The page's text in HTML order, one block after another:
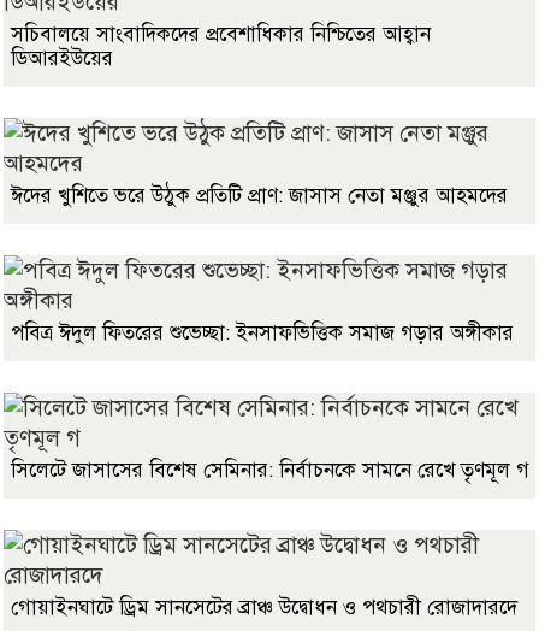
সচিবালয়ে সাংবাদিকদের প্রবেশাধিকার নিশ্চিতের আহ্বান
ডিআরইউয়ের
ঈদের খুশিতে ভরে উঠুক প্রতিটি প্রাণ: জাসাস নেতা মঞ্জুর আহমদের
পবিত্র ঈদুল ফিতরের শুভেচ্ছা: ইনসাফভিত্তিক সমাজ গড়ার অঙ্গীকার
সিলেটে জাসাসের বিশেষ সেমিনার: নির্বাচনকে সামনে রেখে তৃণমূল গ
গোয়াইনঘাটে ড্রিম সানসেটের ব্রাঞ্চ উদ্বোধন ও পথচারী রোজাদারদে